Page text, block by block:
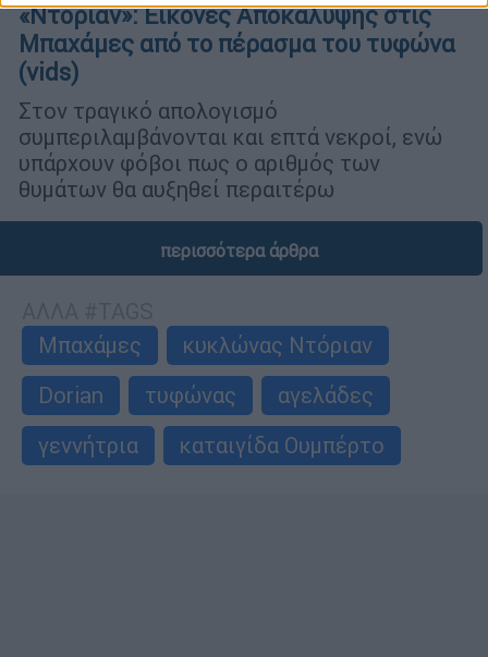
«Ντόριαν»: Εικόνες Αποκάλυψης στις
Μπαχάμες από το πέρασμα του τυφώνα
(vids)
Στον τραγικό απολογισμό
συμπεριλαμβάνονται και επτά νεκροί, ενώ
υπάρχουν φόβοι πως ο αριθμός των
θυμάτων θα αυξηθεί περαιτέρω
περισσότερα άρθρα
Μπαχάμες
κυκλώνας Ντόριαν
Dorian
τυφώνας
αγελάδες
γεννήτρια
καταιγίδα Ουμπέρτο